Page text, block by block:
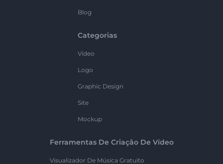
Blog
Categorias
Vídeo
Logo
Graphic Design
Site
Mockup
Ferramentas De Criação De Vídeo
Visualizador De Música Gratuito